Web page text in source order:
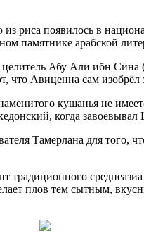
риса появилось в
памятнике арабской
Абу Али ибн Сина
что Авиценна сам
кушанья не
когда
Тамерлана для
традиционного
плов тем сытным,